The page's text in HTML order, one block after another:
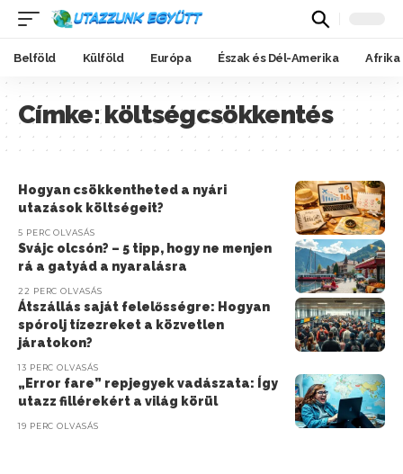
Belföld Külföld Európa Észak és Dél-Amerika Afrika
Címke:költségcsökkentés
Hogyan csökkentheted a nyári
utazások költségeit?
5 PERC OLVASÁS
Svájc olcsón? – 5 tipp, hogy ne menjen
rá a gatyád a nyaralásra
22 PERC OLVASÁS
Átszállás saját felelősségre: Hogyan
spórolj tízezreket a közvetlen
járatokon?
13 PERC OLVASÁS
„Error fare” repjegyek vadászata: Így
utazz fillérekért a világ körül
19 PERC OLVASÁS